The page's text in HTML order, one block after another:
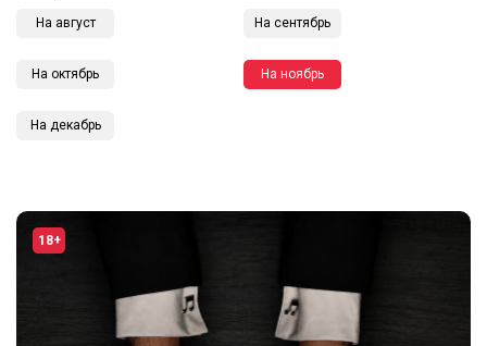
На август На сентябрь
На октябрь На ноябрь
На декабрь
18+